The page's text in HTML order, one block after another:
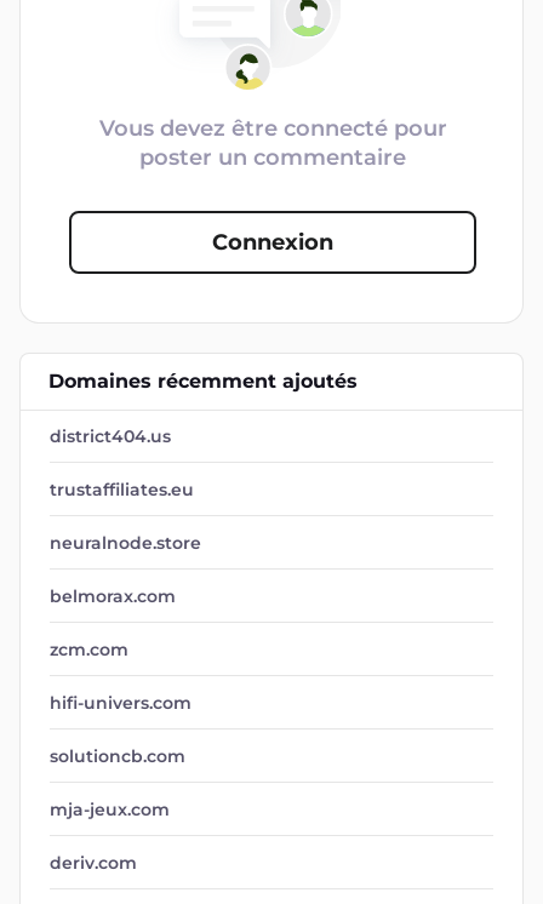
Vous devez être connecté pour
poster un commentaire
Connexion
Domaines récemment ajoutés
district404.us
trustaffiliates.eu
neuralnode.store
belmorax.com
zcm.com
hifi-univers.com
solutioncb.com
mja-jeux.com
deriv.com